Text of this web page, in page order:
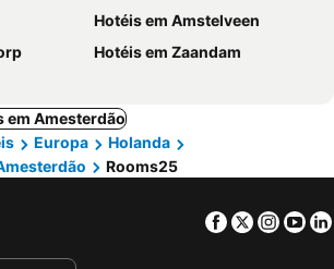
Hotéis em Amstelveen
Hotéis em Zaandam
em Amesterdão
Europa
Holanda
Rooms25
Facebook
Twitter